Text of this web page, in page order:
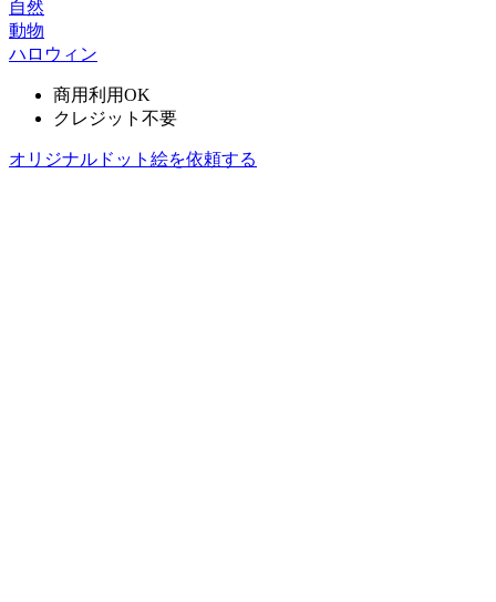
自然
動物
ハロウィン
商用利用OK
クレジット不要
オリジナルドット絵を依頼する